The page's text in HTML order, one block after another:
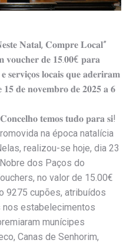
𝐍𝐚𝐭𝐚𝐥, 𝐂𝐨𝐦𝐩𝐫𝐞 𝐋𝐨𝐜𝐚𝐥”
𝐯𝐨𝐮𝐜𝐡𝐞𝐫 𝐝𝐞 𝟏𝟓.𝟎𝟎€ 𝐩𝐚𝐫𝐚
𝐬𝐞𝐫𝐯𝐢𝐜̧𝐨𝐬 𝐥𝐨𝐜𝐚𝐢𝐬 𝐪𝐮𝐞 𝐚𝐝𝐞𝐫𝐢𝐫𝐚𝐦
𝐝𝐞 𝐧𝐨𝐯𝐞𝐦𝐛𝐫𝐨 𝐝𝐞 𝟐𝟎𝟐𝟓 𝐚 𝟔
𝐭𝐞𝐦𝐨𝐬 𝐭𝐮𝐝𝐨 𝐩𝐚𝐫𝐚 𝐬𝐢!
na época natalícia
realizou-se hoje, dia 23
dos Paços do
no valor de 15.00€
9275 cupões, atribuídos
nos estabelecimentos
munícipes
Canas de Senhorim,